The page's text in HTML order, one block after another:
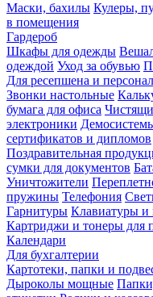
Маски, бахилы Кулеры,
в помещения
Гардероб
Шкафы для одежды
одеждой Уход за обувью
Для ресепшена и
Звонки настольные
бумага для офиса
электроники
сертификатов и дипломов
Поздравительная
сумки для документов
Уничтожители
пружины Телефония
Гарнитуры Клавиатуры
Картриджи и тонеры для
Календари
Для бухгалтерии
Картотеки, папки и
Дыроколы мощные